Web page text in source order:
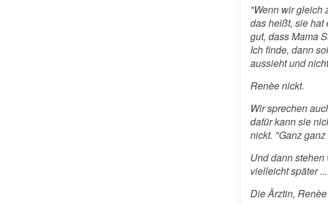
"Wenn wir gleich
das heißt, sie hat
gut, dass Mama
Ich finde, dann
aussieht und
Renèe nickt.
Wir sprechen
dafür kann sie
nickt. "Ganz
Und dann stehen
vielleicht später ...
Die Ärztin,